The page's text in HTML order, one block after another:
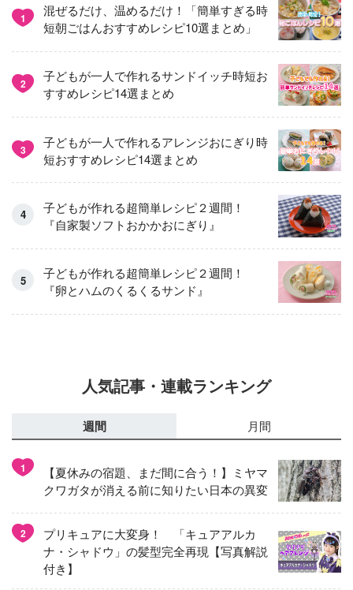
1
混ぜるだけ、温めるだけ！「簡単すぎる時
短朝ごはんおすすめレシピ10選まとめ」
2
子どもが一人で作れるサンドイッチ時短お
すすめレシピ14選まとめ
3
子どもが一人で作れるアレンジおにぎり時
短おすすめレシピ14選まとめ
子どもが作れる超簡単レシピ２週間！
『自家製ソフトおかかおにぎり』
子どもが作れる超簡単レシピ２週間！
『卵とハムのくるくるサンド』
人気記事・連載ランキング
週間 月間
1
【夏休みの宿題、まだ間に合う！】ミヤマ
クワガタが消える前に知りたい日本の異変
2
プリキュアに大変身！ 「キュアアルカ
ナ・シャドウ」の髪型完全再現【写真解説
付き】